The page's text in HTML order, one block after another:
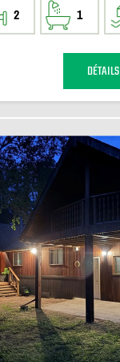
2 1
DÉTAILS